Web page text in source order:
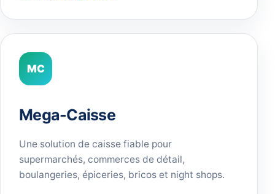
MC
Mega-Caisse
Une solution de caisse fiable pour
supermarchés, commerces de détail,
boulangeries, épiceries, bricos et night shops.